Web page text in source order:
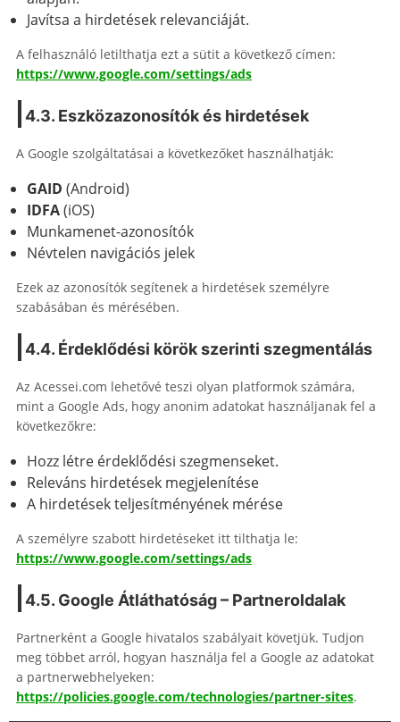
Javítsa a hirdetések relevanciáját.
A felhasználó letilthatja ezt a sütit a következő címen:
https://www.google.com/settings/ads
4.3. Eszközazonosítók és hirdetések
A Google szolgáltatásai a következőket használhatják:
GAID (Android)
IDFA(iOS)
Munkamenet-azonosítók
Névtelen navigációs jelek
Ezek az azonosítók segítenek a hirdetések személyre
szabásában és mérésében.
4.4. Érdeklődési körök szerinti szegmentálás
Az Acessei.com lehetővé teszi olyan platformok számára,
mint a Google Ads, hogy anonim adatokat használjanak fel a
következőkre:
Hozz létre érdeklődési szegmenseket.
Releváns hirdetések megjelenítése
A hirdetések teljesítményének mérése
A személyre szabott hirdetéseket itt tilthatja le:
https://www.google.com/settings/ads
4.5. Google Átláthatóság – Partneroldalak
Partnerként a Google hivatalos szabályait követjük. Tudjon
meg többet arról, hogyan használja fel a Google az adatokat
a partnerwebhelyeken:
https://policies.google.com/technologies/partner-sites.